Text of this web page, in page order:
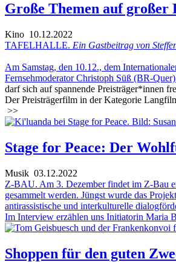
Große Themen auf großer
Kino 10.12.2022
TAFELHALLE. Ein Gastbeitrag von
Am Samstag, den 10.12., dem
Fernsehmoderator Christoph Süß (BR-
darf sich auf spannende Preisträger*innen
Der Preisträgerfilm in der Kategorie
>>
Stage for Peace: Der
Musik 03.12.2022
Z-BAU. Am 3. Dezember findet im Z-Bau
gesammelt werden. Jüngst wurde das
antirassistische und interkulturelle
Im Interview erzählen uns Initiatorin Maria
Shoppen für den guten